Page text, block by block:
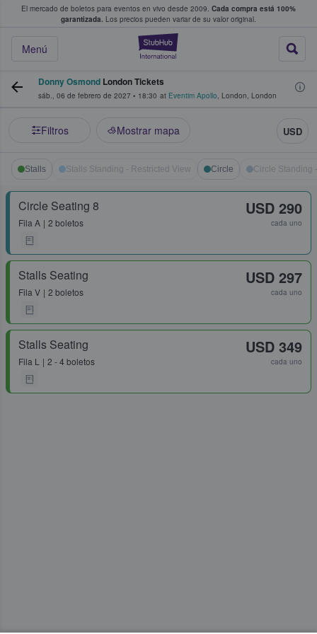
El mercado de boletos para eventos en vivo desde 2009. Cada compra está 100%
garantizada. Los precios pueden variar de su valor original.
StubHub: donde
Menú
fans compran y venden boletos
Donny Osmond London Tickets
sáb., 06 de febrero de 2027 • 18:30 at Eventim Apollo, London, London
Filtros Mostrar mapa USD
Stalls Stalls Standing - Restricted View Circle Circle Standing
Circle Seating 8
Fila A 2 boletos
USD 290
cada uno
Stalls Seating
Fila V 2 boletos
USD 297
cada uno
Stalls Seating
Fila L 2 - 4 boletos
USD 349
cada uno